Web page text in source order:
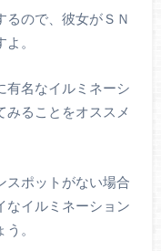
るので、彼女がＳＮ
。
有名なイルミネーシ
みることをオススメ
スポットがない場合
なイルミネーション
。